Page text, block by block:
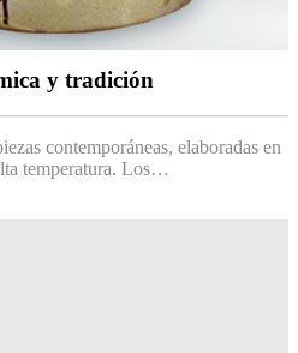
y tradición
contemporáneas, elaboradas en
temperatura. Los…